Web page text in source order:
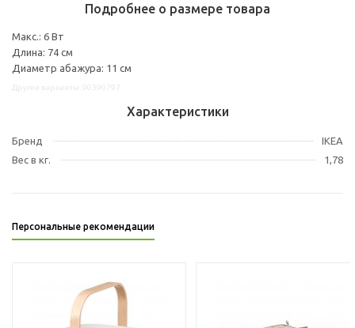
Подробнее о размере товара
Макс.: 6 Вт
Длина: 74 см
Диаметр абажура: 11 см
Характеристики
Бренд
IKEA
Вес в кг.
1,78
Персональные рекомендации